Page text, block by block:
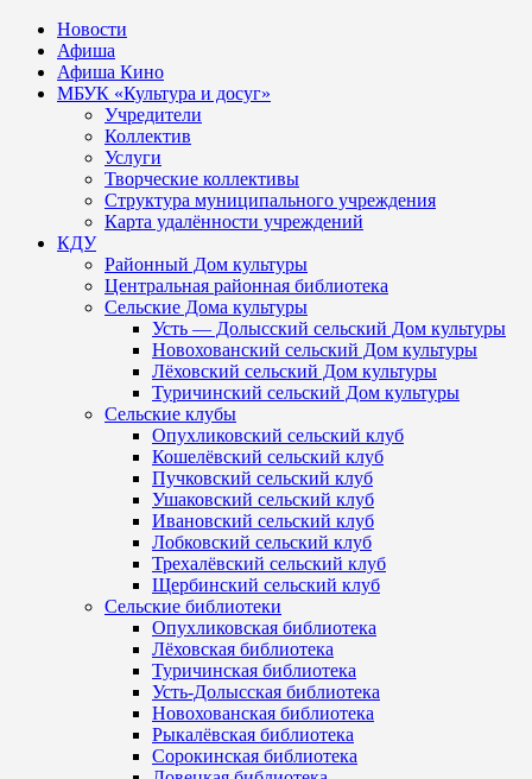
Новости
Афиша
Афиша Кино
МБУК «Культура и досуг»
Учредители
Коллектив
Услуги
Творческие коллективы
Структура муниципального учреждения
Карта удалённости учреждений
КДУ
Районный Дом культуры
Центральная районная библиотека
Сельские Дома культуры
Усть — Долысский сельский Дом культуры
Новохованский сельский Дом культуры
Лёховский сельский Дом культуры
Туричинский сельский Дом культуры
Сельские клубы
Опухликовский сельский клуб
Кошелёвский сельский клуб
Пучковский сельский клуб
Ушаковский сельский клуб
Ивановский сельский клуб
Лобковский сельский клуб
Трехалёвский сельский клуб
Щербинский сельский клуб
Сельские библиотеки
Опухликовская библиотека
Лёховская библиотека
Туричинская библиотека
Усть-Долысская библиотека
Новохованская библиотека
Рыкалёвская библиотека
Сорокинская библиотека